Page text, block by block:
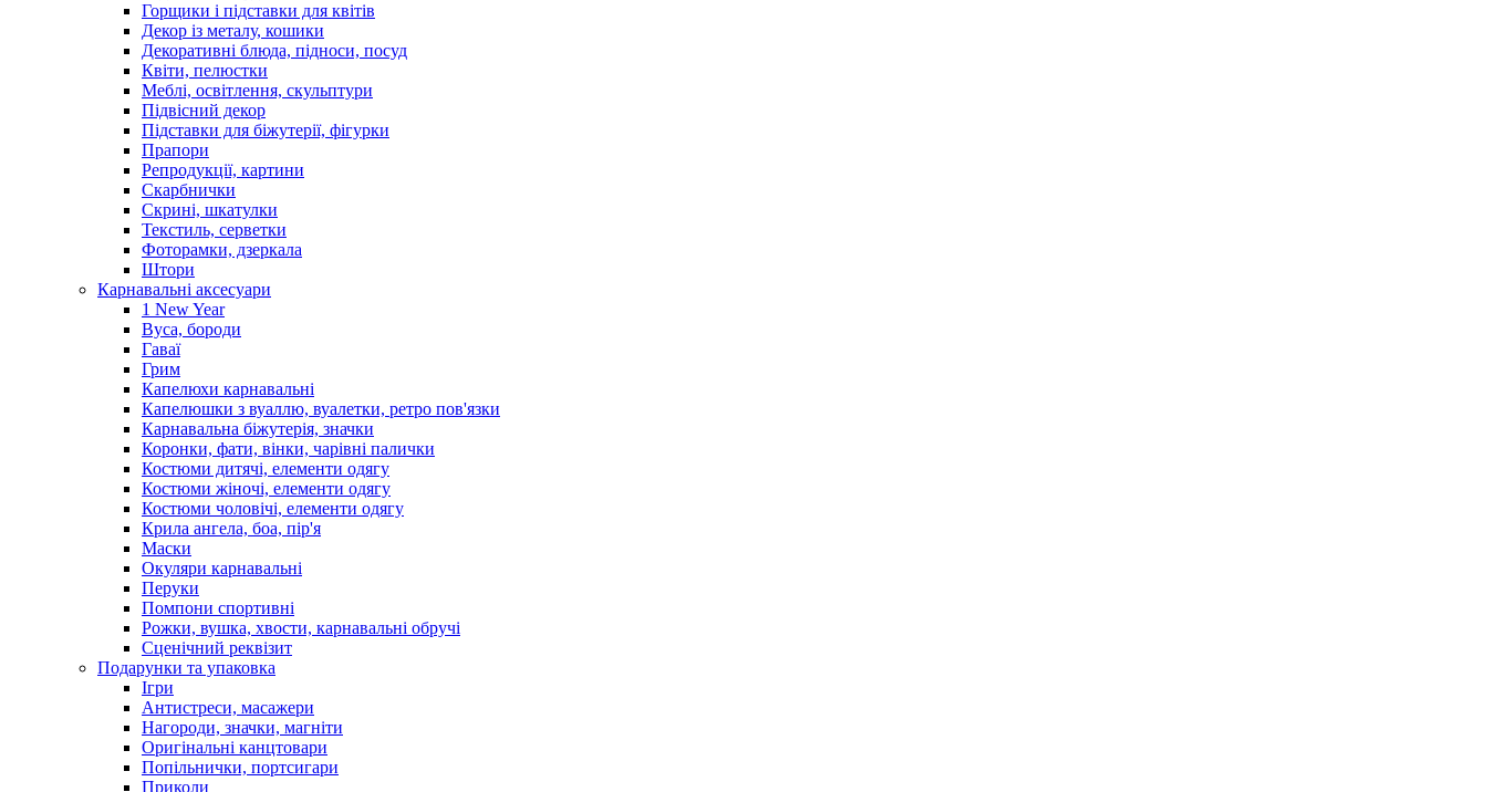
Горщики і підставки для квітів
Декор із металу, кошики
Декоративні блюда, підноси, посуд
Квіти, пелюстки
Меблі, освітлення, скульптури
Підвісний декор
Підставки для біжутерії, фігурки
Прапори
Репродукції, картини
Скарбнички
Скрині, шкатулки
Текстиль, серветки
Фоторамки, дзеркала
Штори
Карнавальні аксесуари
1 New Year
Вуса, бороди
Гаваї
Грим
Капелюхи карнавальні
Капелюшки з вуаллю, вуалетки, ретро пов'язки
Карнавальна біжутерія, значки
Коронки, фати, вінки, чарівні палички
Костюми дитячі, елементи одягу
Костюми жіночі, елементи одягу
Костюми чоловічі, елементи одягу
Крила ангела, боа, пір'я
Маски
Окуляри карнавальні
Перуки
Помпони спортивні
Рожки, вушка, хвости, карнавальні обручі
Сценічний реквізит
Подарунки та упаковка
Ігри
Антистреси, масажери
Нагороди, значки, магніти
Оригінальні канцтовари
Попільнички, портсигари
Приколи